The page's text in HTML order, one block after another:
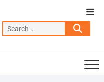
Search
…